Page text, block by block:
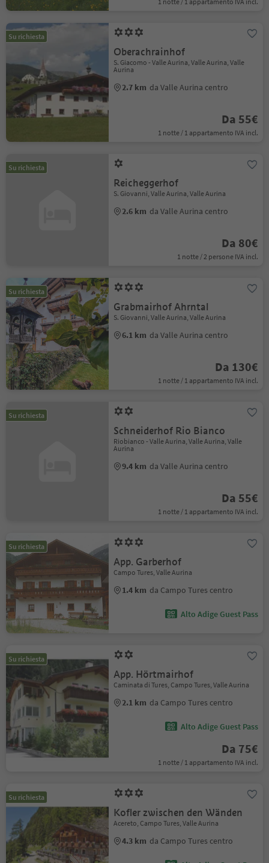
Su richiesta
Oberachrainhof
S. Giacomo - Valle Aurina, Valle Aurina, Valle
Aurina
2.7 km da Valle Aurina centro
Da 55€
1 notte / 1 appartamento IVA incl.
Su richiesta
Reicheggerhof
S. Giovanni, Valle Aurina, Valle Aurina
2.6 km da Valle Aurina centro
Da 80€
1 notte / 2 persone IVA incl.
Su richiesta
Grabmairhof Ahrntal
S. Giovanni, Valle Aurina, Valle Aurina
6.1 km da Valle Aurina centro
Da 130€
1 notte / 1 appartamento IVA incl.
Su richiesta
Schneiderhof Rio Bianco
Riobianco - Valle Aurina, Valle Aurina, Valle
Aurina
9.4 km da Valle Aurina centro
Da 55€
1 notte / 1 appartamento IVA incl.
Su richiesta
App. Garberhof
Campo Tures, Valle Aurina
1.4 km da Campo Tures centro
Alto Adige Guest Pass
Su richiesta
App. Hörtmairhof
Caminata di Tures, Campo Tures, Valle Aurina
2.1 km da Campo Tures centro
Alto Adige Guest Pass
Da 75€
1 notte / 1 appartamento IVA incl.
Su richiesta
Kofler zwischen den Wänden
Acereto, Campo Tures, Valle Aurina
4.3 km da Campo Tures centro